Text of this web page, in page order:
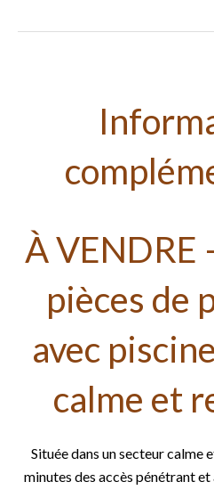
À VENDRE
pièces de
avec
calme et
Située dans un secteur calme
minutes des accès pénétrant